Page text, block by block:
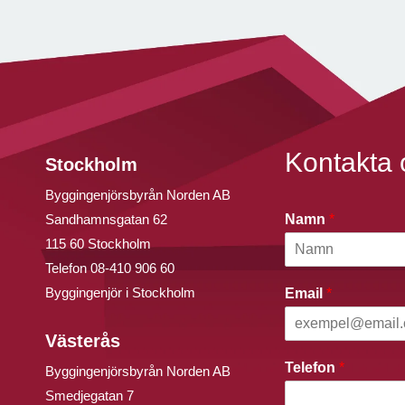
Stockholm
Byggingenjörsbyrån Norden AB
Sandhamnsgatan 62
115 60 Stockholm
Telefon08-410 906 60
Byggingenjör i Stockholm
Västerås
Byggingenjörsbyrån Norden AB
Smedjegatan 7
Kontakta
Namn*
Email*
Telefon*